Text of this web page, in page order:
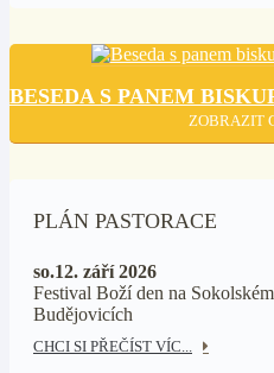
BESEDA S PANEM
ZOBRAZIT
PLÁN PASTORACE
so.12. září 2026
Festival Boží den na
Budějovicích
CHCI SI PŘEČÍST VÍC...